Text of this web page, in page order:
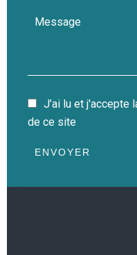
J’ai lu et j'accepte
de ce site
ENVOYER